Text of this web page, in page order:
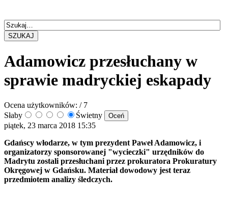
SZUKAJ
Adamowicz przesłuchany w
sprawie madryckiej eskapady
Ocena użytkowników: / 7
Słaby
Świetny
piątek, 23 marca 2018 15:35
Gdańscy włodarze, w tym prezydent Paweł Adamowicz, i
organizatorzy sponsorowanej "wycieczki" urzędników do
Madrytu zostali przesłuchani przez prokuratora Prokuratury
Okręgowej w Gdańsku. Materiał dowodowy jest teraz
przedmiotem analizy śledczych.